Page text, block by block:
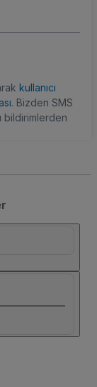
kullanıcı
. Bizden SMS
bildirimlerden